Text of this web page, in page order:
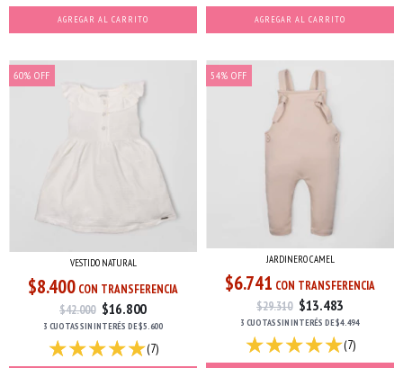
AGREGAR AL CARRITO AGREGAR AL CARRITO
60% OFF
VESTIDO NATURAL
$8.400 CON TRANSFERENCIA
$42.000 $16.800
3 CUOTASSIN INTERÉS DE$5.600
(7)
54% OFF
JARDINERO CAMEL
$6.741 CON TRANSFERENCIA
$29.310 $13.483
3 CUOTASSIN INTERÉS DE$4.494
(7)